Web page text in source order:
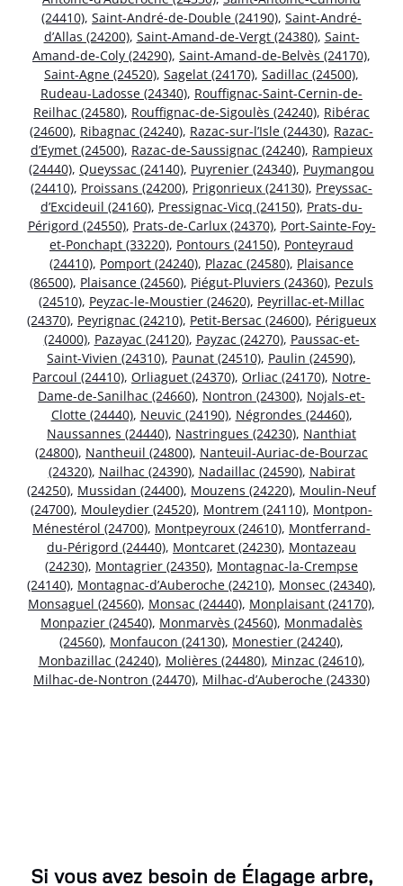
(24410), Saint-André-de-Double (24190), Saint-André-
d’Allas (24200), Saint-Amand-de-Vergt (24380), Saint-
Amand-de-Coly (24290), Saint-Amand-de-Belvès (24170),
Saint-Agne (24520), Sagelat (24170), Sadillac (24500),
Rudeau-Ladosse (24340), Rouffignac-Saint-Cernin-de-
Reilhac (24580), Rouffignac-de-Sigoulès (24240), Ribérac
(24600), Ribagnac (24240), Razac-sur-l’Isle (24430), Razac-
d’Eymet (24500), Razac-de-Saussignac (24240), Rampieux
(24440), Queyssac (24140), Puyrenier (24340), Puymangou
(24410), Proissans (24200), Prigonrieux (24130), Preyssac-
d’Excideuil (24160), Pressignac-Vicq (24150), Prats-du-
Périgord (24550), Prats-de-Carlux (24370), Port-Sainte-Foy-
et-Ponchapt (33220), Pontours (24150), Ponteyraud
(24410), Pomport (24240), Plazac (24580), Plaisance
(86500), Plaisance (24560), Piégut-Pluviers (24360), Pezuls
(24510), Peyzac-le-Moustier (24620), Peyrillac-et-Millac
(24370), Peyrignac (24210), Petit-Bersac (24600), Périgueux
(24000), Pazayac (24120), Payzac (24270), Paussac-et-
Saint-Vivien (24310), Paunat (24510), Paulin (24590),
Parcoul (24410), Orliaguet (24370), Orliac (24170), Notre-
Dame-de-Sanilhac (24660), Nontron (24300), Nojals-et-
Clotte (24440), Neuvic (24190), Négrondes (24460),
Naussannes (24440), Nastringues (24230), Nanthiat
(24800), Nantheuil (24800), Nanteuil-Auriac-de-Bourzac
(24320), Nailhac (24390), Nadaillac (24590), Nabirat
(24250), Mussidan (24400), Mouzens (24220), Moulin-Neuf
(24700), Mouleydier (24520), Montrem (24110), Montpon-
Ménestérol (24700), Montpeyroux (24610), Montferrand-
du-Périgord (24440), Montcaret (24230), Montazeau
(24230), Montagrier (24350), Montagnac-la-Crempse
(24140), Montagnac-d’Auberoche (24210), Monsec (24340),
Monsaguel (24560), Monsac (24440), Monplaisant (24170),
Monpazier (24540), Monmarvès (24560), Monmadalès
(24560), Monfaucon (24130), Monestier (24240),
Monbazillac (24240), Molières (24480), Minzac (24610),
Milhac-de-Nontron (24470), Milhac-d’Auberoche (24330)
Si vous avez besoin de Élagage arbre,